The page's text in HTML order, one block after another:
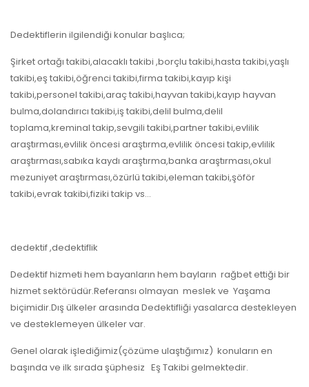
Dedektiflerin ilgilendiği konular başlıca;
Şirket ortağı takibi,alacaklı takibi ,borçlu takibi,hasta takibi,yaşlı
takibi,eş takibi,öğrenci takibi,firma takibi,kayıp kişi
takibi,personel takibi,araç takibi,hayvan takibi,kayıp hayvan
bulma,dolandırıcı takibi,iş takibi,delil bulma,delil
toplama,kreminal takip,sevgili takibi,partner takibi,evlilik
araştırması,evlilik öncesi araştırma,evlilik öncesi takip,evlilik
araştırması,sabıka kaydı araştırma,banka araştırması,okul
mezuniyet araştırması,özürlü takibi,eleman takibi,şöför
takibi,evrak takibi,fiziki takip vs…
dedektif ,dedektiflik
Dedektif hizmeti hem bayanların hem bayların rağbet ettiği bir
hizmet sektörüdür.Referansı olmayan meslek ve Yaşama
biçimidir.Dış ülkeler arasında Dedektifliği yasalarca destekleyen
ve desteklemeyen ülkeler var.
Genel olarak işlediğimiz(çözüme ulaştığımız) konuların en
başında ve ilk sırada şüphesiz Eş Takibi gelmektedir.